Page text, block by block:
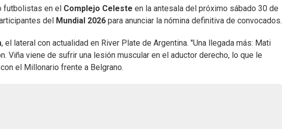
futbolistas en el Complejo Celeste en la antesala del próximo sábado 30 de
del
Mundial 2026 para anunciar la nómina definitiva de convocados.
, el lateral con actualidad en River Plate de Argentina. "Una llegada más: Mati
Viña viene de sufrir una lesión muscular en el aductor derecho, lo que le
el Millonario frente a Belgrano.